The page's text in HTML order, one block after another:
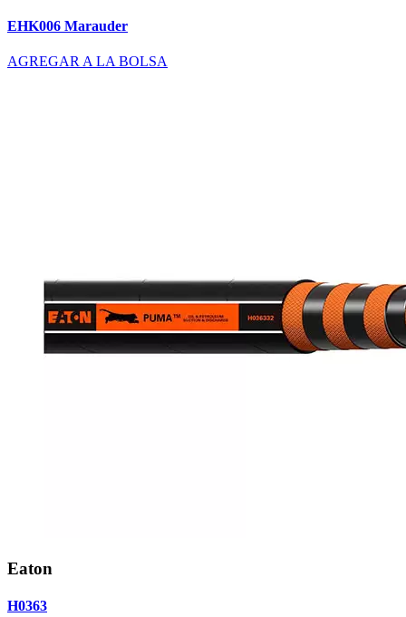
EHK006 Marauder
AGREGAR A LA BOLSA
Eaton
H0363